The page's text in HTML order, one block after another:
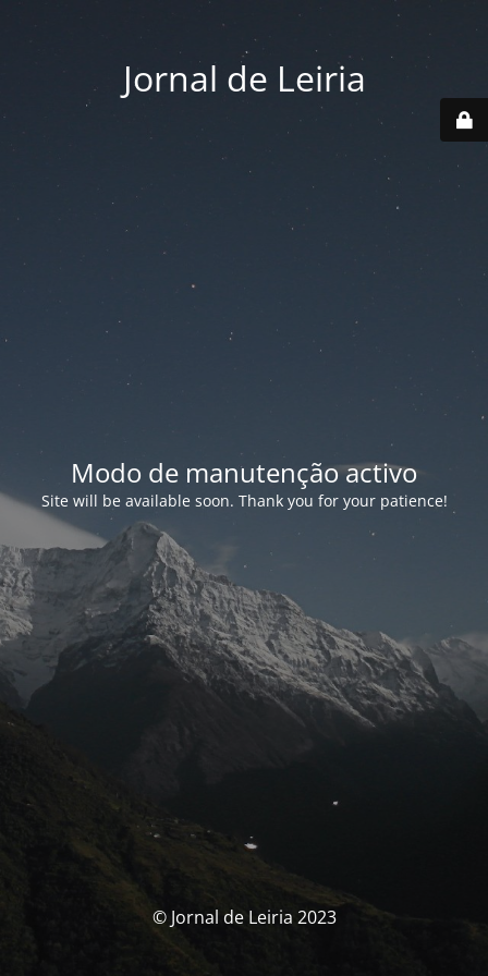
Jornal de Leiria
Modo de manutenção activo
Site will be available soon. Thank you for your patience!
© Jornal de Leiria 2023